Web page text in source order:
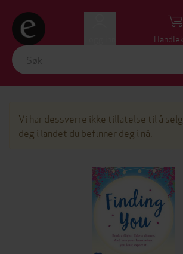
Vi har dessverre ikke tillatelse til å
deg i landet du befinner deg i nå.